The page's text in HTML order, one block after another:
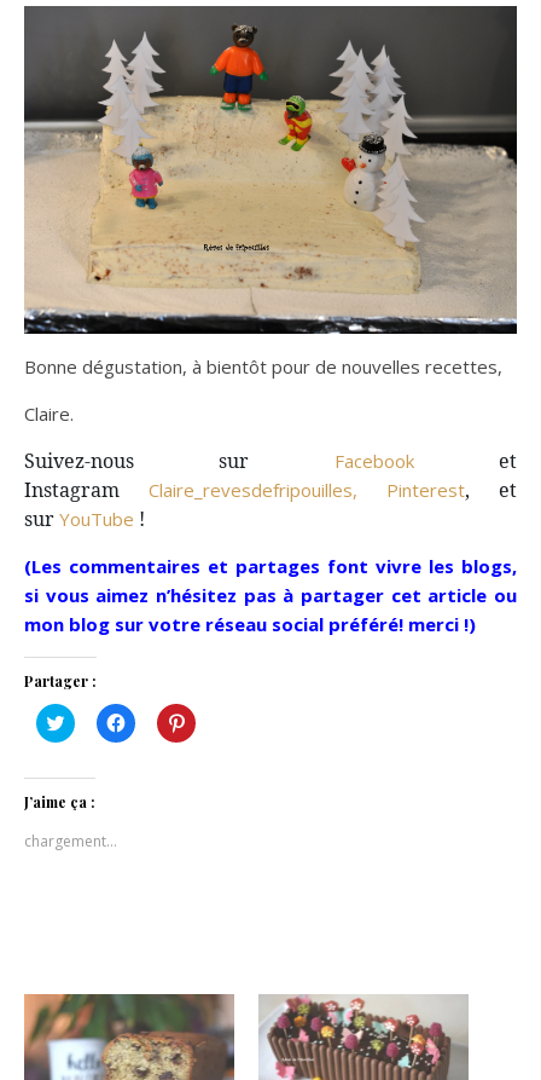
Bonne dégustation, à bientôt pour de nouvelles recettes,
Claire.
Suivez-nous sur Facebooket
Instagram Claire_revesdefripouilles, Pinterest, et
sur YouTube !
(Les commentaires et partages font vivre les blogs,
si vous aimez n’hésitez pas à partager cet article ou
mon blog sur votre réseau social préféré! merci !)
Partager :
Cliquez
pour
Twitter(ouvre
dans
une
fenêtre)
Cliquez
pour
Cliquez
pour
J’aime ça :
chargement…